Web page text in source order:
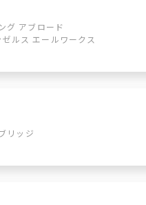
アブロード
ルス エールワークス
リッジ